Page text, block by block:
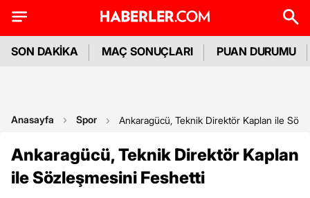
SON DAKİKA MAÇ SONUÇLARI PUAN DURUMU
Anasayfa Spor Ankaragücü, Teknik Direktör Kaplan ile
Ankaragücü, Teknik Direktör Kaplan
ile Sözleşmesini Feshetti